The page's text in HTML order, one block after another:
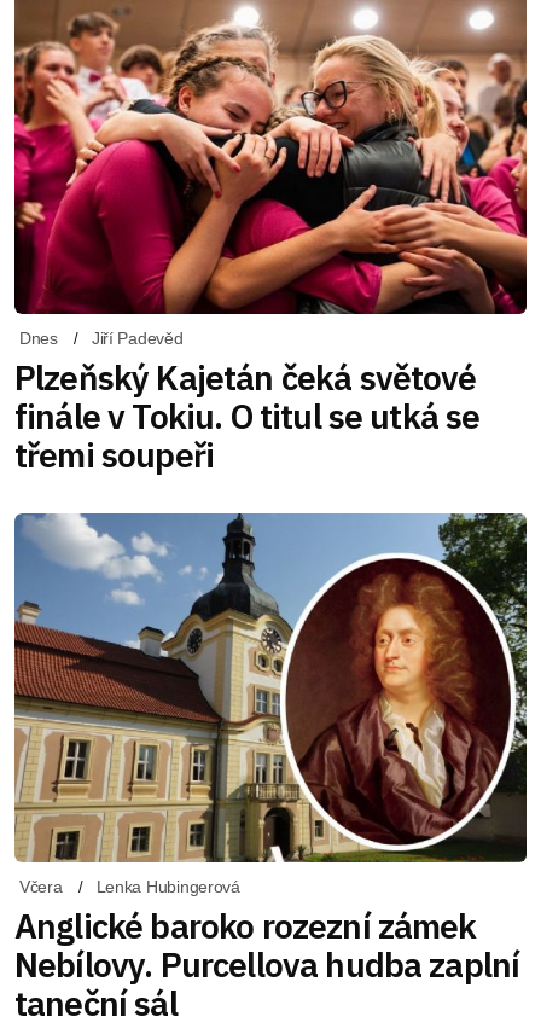
Dnes Jiří Padevěd
Plzeňský Kajetán čeká světové
finále v Tokiu. O titul se utká se
třemi soupeři
Včera Lenka Hubingerová
Anglické baroko rozezní zámek
Nebílovy. Purcellova hudba zaplní
taneční sál